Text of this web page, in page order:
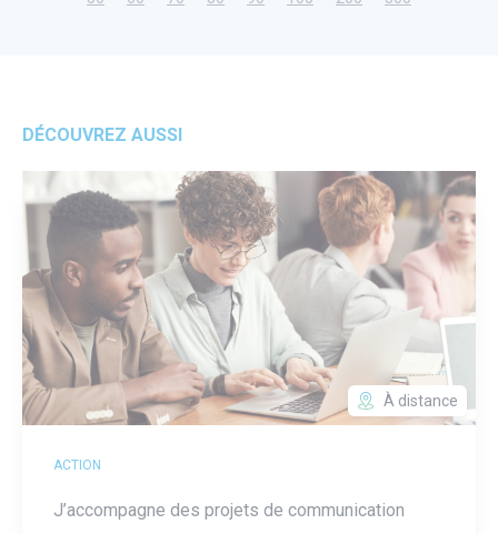
DÉCOUVREZ AUSSI
À distance
ACTION
J’accompagne des projets de communication